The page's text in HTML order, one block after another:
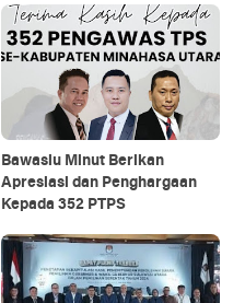
Bawaslu Minut Berikan
Apresiasi dan Penghargaan
Kepada 352 PTPS